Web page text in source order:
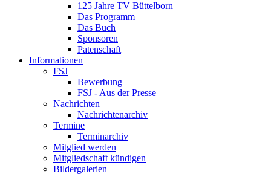
125 Jahre TV Büttelborn
Das Programm
Das Buch
Sponsoren
Patenschaft
Informationen
FSJ
Bewerbung
FSJ - Aus der Presse
Nachrichten
Nachrichtenarchiv
Termine
Terminarchiv
Mitglied werden
Mitgliedschaft kündigen
Bildergalerien